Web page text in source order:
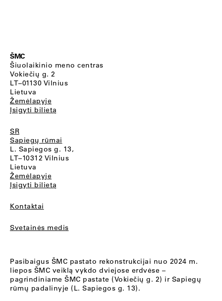
ŠMC
Šiuolaikinio meno centras
Vokiečių g. 2
LT–01130 Vilnius
Lietuva
Žemėlapyje
Įsigyti bilietą
SR
Sapiegų rūmai
L. Sapiegos g. 13,
LT–10312 Vilnius
Lietuva
Žemėlapyje
Įsigyti bilietą
Kontaktai
Svetainės medis
Pasibaigus ŠMC pastato rekonstrukcijai nuo 2024 m.
liepos ŠMC veiklą vykdo dviejose erdvėse –
pagrindiniame ŠMC pastate (Vokiečių g. 2) ir Sapiegų
rūmų padalinyje (L. Sapiegos g. 13).